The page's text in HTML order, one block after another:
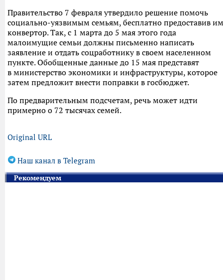
Правительство 7 февраля утвердило решение помочь
социально-уязвимым семьям, бесплатно предоставив им
конвертор. Так, с 1 марта до 5 мая этого года
малоимущие семьи должны письменно написать
заявление и отдать соцработнику в своем населенном
пункте. Обобщенные данные до 15 мая представят
в министерство экономики и инфраструктуры, которое
затем предложит внести поправки в госбюджет.
По предварительным подсчетам, речь может идти
примерно о 72 тысячах семей.
Original URL
Наш канал в Telegram
Рекомендуем